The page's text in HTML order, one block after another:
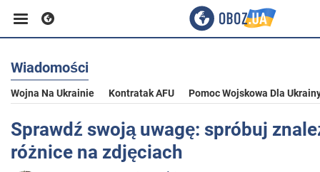
Biznes
Sport
Rozrywka
Wiadomości
Wojna Na Ukrainie Kontratak AFU Pomoc Wojskowa Dla
Sprawdź swoją uwagę: spróbuj
różnice na zdjęciach